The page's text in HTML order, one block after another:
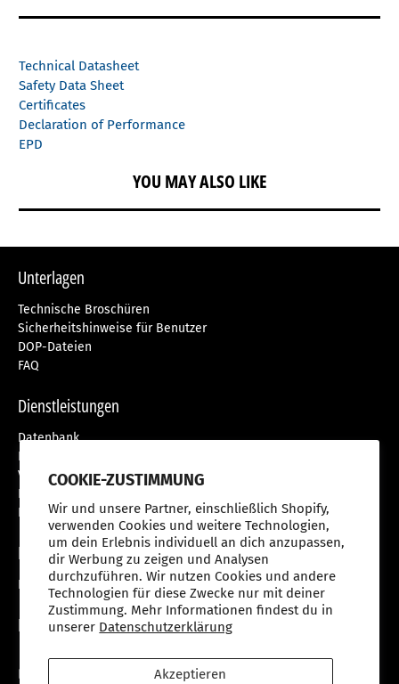
COOKIE-ZUSTIMMUNG
Wir und unsere Partner, einschließlich Shopify,
verwenden Cookies und weitere Technologien,
um dein Erlebnis individuell an dich anzupassen,
dir Werbung zu zeigen und Analysen
durchzuführen. Wir nutzen Cookies und andere
Technologien für diese Zwecke nur mit deiner
Zustimmung. Mehr Informationen findest du in
unserer Datenschutzerklärung
Akzeptieren
Technical Datasheet
Safety Data Sheet
Certificates
Declaration of Performance
EPD
YOU MAY ALSO LIKE
Unterlagen
Technische Broschüren
Sicherheitshinweise für Benutzer
DOP-Dateien
FAQ
Dienstleistungen
Datenbank
Kundendienst
Versiegelungsanleitung
Eingestellte Produkte
Nutzungsbedingungen
Produktwebsites
Produktwebsites
Follow Us